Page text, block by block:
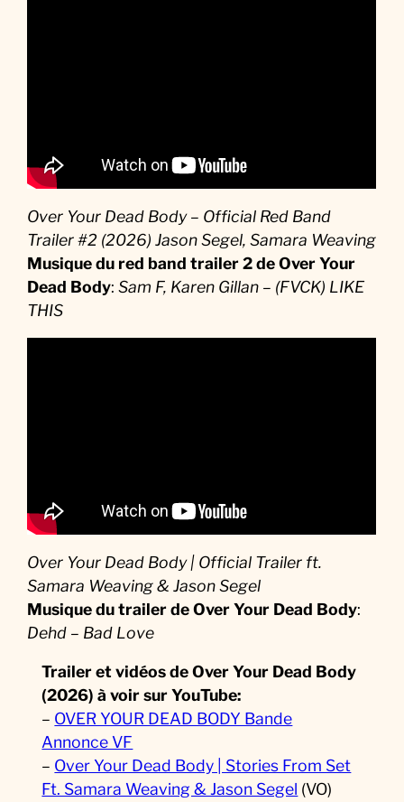
Over Your Dead Body – Official Red Band
Trailer #2 (2026) Jason Segel, Samara Weaving
Musique du red band trailer 2 de Over Your
Dead Body:Sam F, Karen Gillan – (FVCK) LIKE
THIS
Over Your Dead Body | Official Trailer ft.
Samara Weaving & Jason Segel
Musique du trailer de Over Your Dead Body:
Dehd – Bad Love
Trailer et vidéos de Over Your Dead Body
(2026) à voir sur YouTube:
– OVER YOUR DEAD BODY Bande
Annonce VF
– Over Your Dead Body | Stories From Set
Ft. Samara Weaving & Jason Segel (VO)